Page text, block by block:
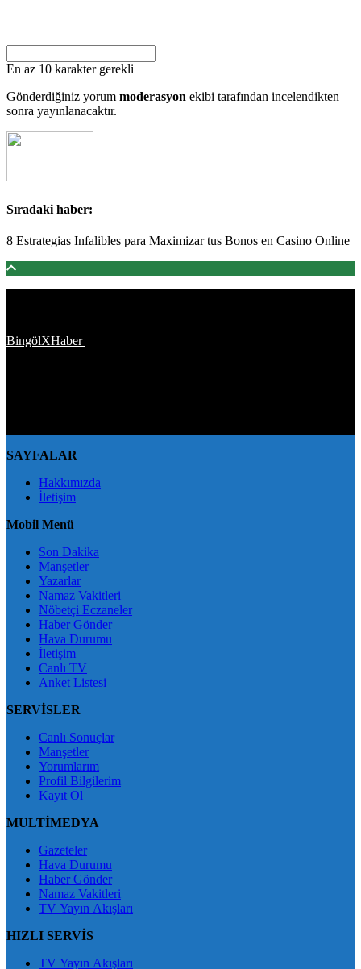
En az 10 karakter gerekli
Gönderdiğiniz yorum moderasyon ekibi tarafından incelendikten
sonra yayınlanacaktır.
Sıradaki haber:
8 Estrategias Infalibles para Maximizar tus Bonos en Casino Online
BingölXHaber
SAYFALAR
Hakkımızda
İletişim
Mobil Menü
Son Dakika
Manşetler
Yazarlar
Namaz Vakitleri
Nöbetçi Eczaneler
Haber Gönder
Hava Durumu
İletişim
Canlı TV
Anket Listesi
SERVİSLER
Canlı Sonuçlar
Manşetler
Yorumlarım
Profil Bilgilerim
Kayıt Ol
MULTİMEDYA
Gazeteler
Hava Durumu
Haber Gönder
Namaz Vakitleri
TV Yayın Akışları
HIZLI SERVİS
TV Yayın Akışları